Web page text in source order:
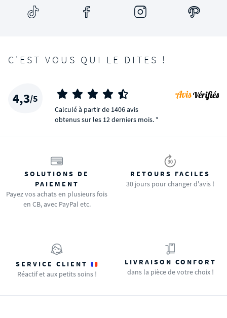
C'EST VOUS QUI LE DITES !
4,3/5
Calculé à partir de 1406 avis
obtenus sur les 12 derniers mois. *
SOLUTIONS DE
PAIEMENT
Payez vos achats en plusieurs fois
en CB, avec PayPal etc.
RETOURS FACILES
30 jours pour changer d'avis !
SERVICE CLIENT
Réactif et aux petits soins !
LIVRAISON CONFORT
dans la pièce de votre choix !